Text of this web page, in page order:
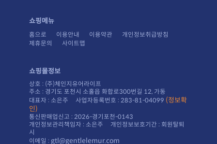
쇼핑메뉴
홈으로 이용안내 이용약관
개인정보취급방침
제휴문의
사이트맵
쇼핑몰정보
상호 : (주)체인지유어라이프
주소 : 경기도 포천시 소홀읍 화합로300번길 12, 가동
대표자 : 소은주 사업자등록번호 : 283-81-04099
인)
통신판매업신고 : 2026-경기포천-0143
시
이메일 : gtl@gentlelemur.com